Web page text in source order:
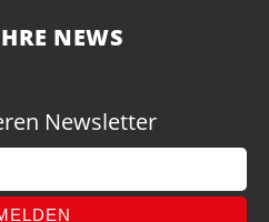
NEWS
Newsletter